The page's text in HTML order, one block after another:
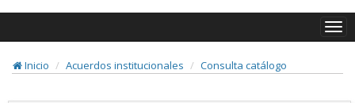
Inicio
Acuerdos institucionales Consulta catálogo